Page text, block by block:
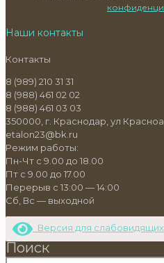
Наши контакты
Контакты
8 (989) 210 31 31
8 (988) 461 02 02
8 (988) 461 03 03
350000, г. Краснодар, ул
etalon23@bk.ru
Режим работы:
Пн-Чт с 9.00 до 18.00
Пт с 9.00 до 17.00
Перерыв с 13:00 — 14:00
Сб, Вс — выходной
Версия для слабовидящих
Поиск